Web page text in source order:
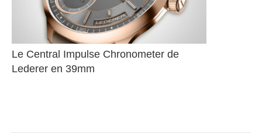
Le Central Impulse Chronometer de
Lederer en 39mm